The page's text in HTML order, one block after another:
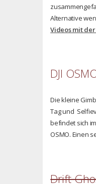
Alternative
Videos mit
DJI
Die kleine
Tag und
befindet sich
OSMO. Einen
Drift